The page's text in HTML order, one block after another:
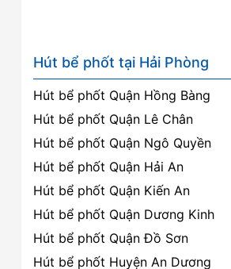
Hút bể phốt tại Hải Phòng
Hút bể phốt Quận Hồng Bàng
Hút bể phốt Quận Lê Chân
Hút bể phốt Quận Ngô Quyền
Hút bể phốt Quận Hải An
Hút bể phốt Quận Kiến An
Hút bể phốt Quận Dương Kinh
Hút bể phốt Quận Đồ Sơn
Hút bể phốt Huyện An Dương